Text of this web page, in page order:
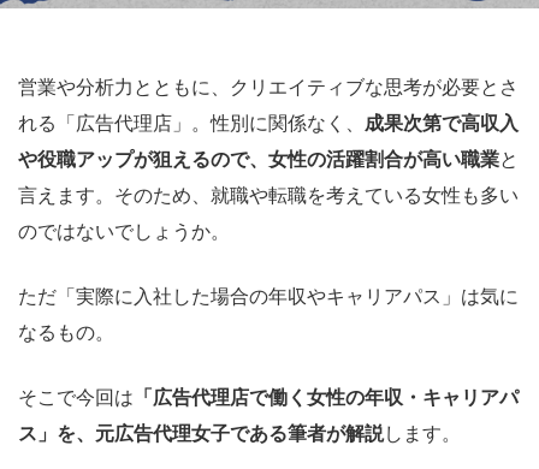
営業や分析力とともに、クリエイティブな思考が必要とさ
れる「広告代理店」。性別に関係なく、 成果次第で高収入
や役職アップが狙えるので、女性の活躍割合が高い職業と
言えます。そのため、就職や転職を考えている女性も多い
のではないでしょうか。
ただ「実際に入社した場合の年収やキャリアパス」は気に
なるもの。
そこで今回は 「広告代理店で働く女性の年収・キャリアパ
ス」を、元広告代理女子である筆者が解説します。